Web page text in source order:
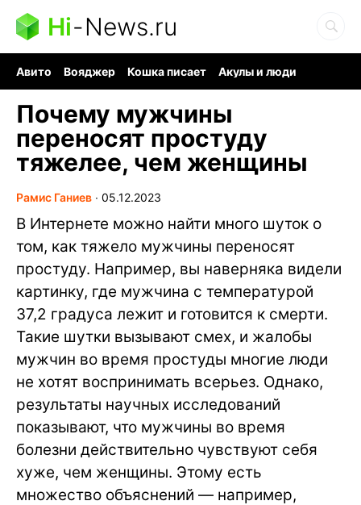
Hi-News.ru
Авито Вояджер Кошка писает
Акулы и люди
Почему мужчины
переносят простуду
тяжелее, чем женщины
Рамис Ганиев ∙ 05.12.2023
В Интернете можно найти много шуток о
том, как тяжело мужчины переносят
простуду. Например, вы наверняка видели
картинку, где мужчина с температурой
37,2 градуса лежит и готовится к смерти.
Такие шутки вызывают смех, и жалобы
мужчин во время простуды многие люди
не хотят воспринимать всерьез. Однако,
результаты научных исследований
показывают, что мужчины во время
болезни действительно чувствуют себя
хуже, чем женщины. Этому есть
множество объяснений — например,